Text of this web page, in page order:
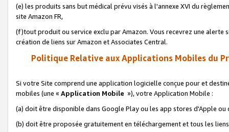
(e) les produits sans but médical prévu visés à l'annexe XVI du
site Amazon FR,
(f)tout produit ou service exclu par Amazon. Vous recevrez une alerte
création de liens sur Amazon et Associates Central.
Politique Relative aux Applications Mobiles du
Si votre Site comprend une application logicielle conçue pour et
mobiles (une « Application Mobile »), votre Application Mobile :
(a) doit être disponible dans Google Play ou les app stores d'Apple ou
(b) doit être proposée gratuitement en téléchargement et tous les